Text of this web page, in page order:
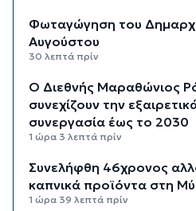
Φωταγώγηση του
Αυγούστου
30 λεπτά πρίν
Ο Διεθνής Μαραθώνιος
συνεχίζουν την
συνεργασία έως το 2030
1 ώρα 3 λεπτά πρίν
Συνελήφθη 46χρονος
καπνικά προϊόντα στη
1 ώρα 39 λεπτά πρίν